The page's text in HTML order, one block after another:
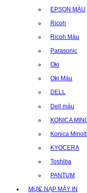
EPSON MÀU
Ricoh
Ricoh Màu
Parasonic
Oki
Oki Màu
DELL
Dell màu
KONICA
Konica
KYOCERA
Toshiba
PANTUM
MỰC NẠP MÁY IN